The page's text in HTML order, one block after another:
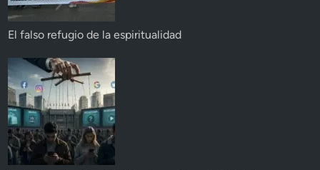
El falso refugio de la espiritualidad